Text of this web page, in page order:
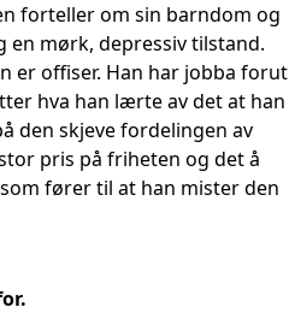
forteller om sin barndom og
en mørk, depressiv tilstand.
er offiser. Han har jobba forut
hva han lærte av det at han
den skjeve fordelingen av
pris på friheten og det å
fører til at han mister den